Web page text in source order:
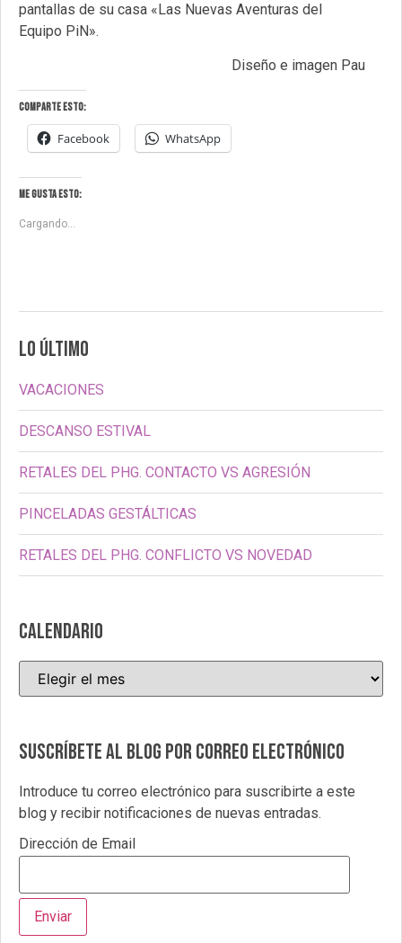
pantallas de su casa «Las Nuevas Aventuras del
Equipo PiN».
Diseño e imagen Pau
Comparte esto:
Facebook WhatsApp
Me gusta esto:
Cargando...
LO ÚLTIMO
VACACIONES
DESCANSO ESTIVAL
RETALES DEL PHG. CONTACTO VS AGRESIÓN
PINCELADAS GESTÁLTICAS
RETALES DEL PHG. CONFLICTO VS NOVEDAD
CALENDARIO
Suscríbete al blog por correo electrónico
Introduce tu correo electrónico para suscribirte a este
blog y recibir notificaciones de nuevas entradas.
Dirección de Email